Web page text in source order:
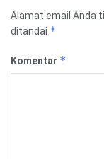
Alamat email Anda
ditandai *
Komentar *